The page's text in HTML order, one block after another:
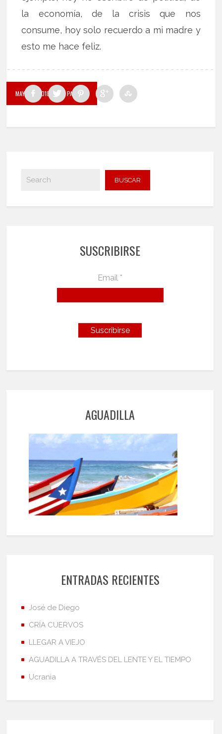
la economía, de la crisis que nos
consume, hoy solo recuerdo a mi madre y
esto me hace feliz.
MAYO 15, 2018 BY LA PALABRA
SUSCRIBIRSE
Email *
AGUADILLA
ENTRADAS RECIENTES
José de Diego
CRÍA CUERVOS
LLEGAR A VIEJO
AGUADILLA A TRAVÉS DEL LENTE Y EL TIEMPO
Ucrania